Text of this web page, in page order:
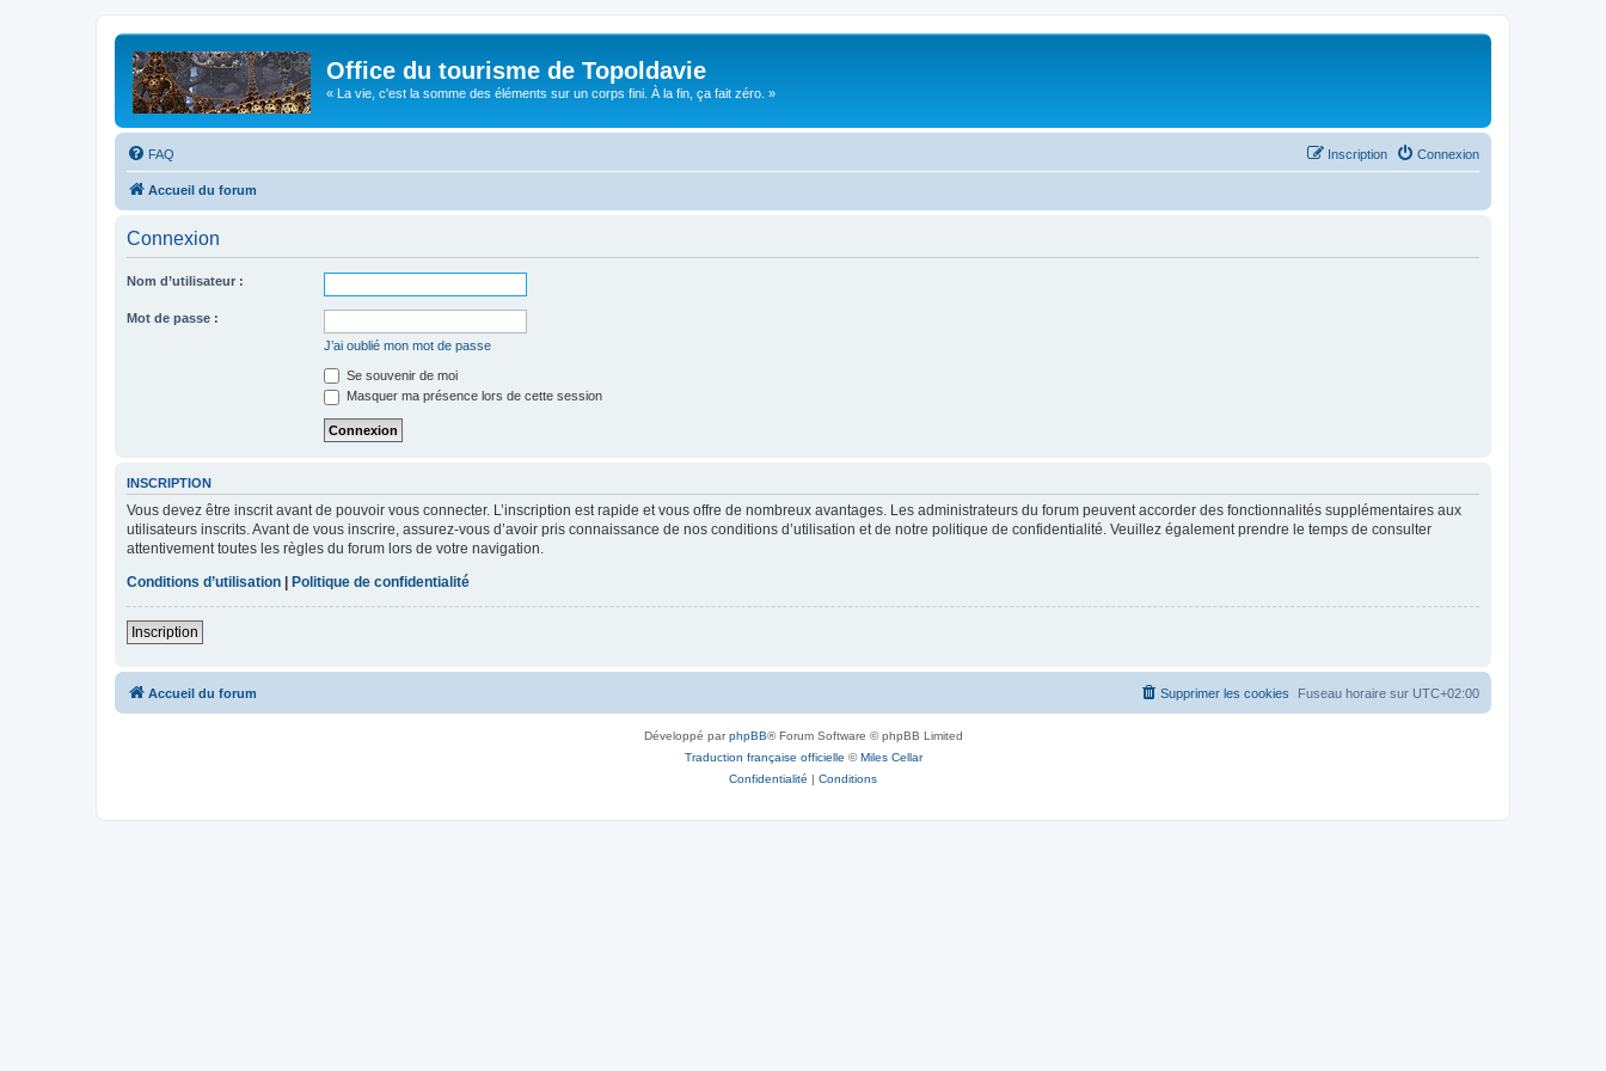
Office du tourisme de Topoldavie
« La vie, c'est la somme des éléments sur un corps fini. À la fin, ça fait zéro. »
FAQ Connexion
Inscription
Accueil du forum
Connexion
Nom d’utilisateur :
Mot de passe :
J’ai oublié mon mot de passe
Se souvenir de moi
Masquer ma présence lors de cette session
INSCRIPTION
Vous devez être inscrit avant de pouvoir vous connecter. L’inscription est rapide et vous offre de nombreux avantages. Les administrateurs du forum peuvent accorder des fonctionnalités supplémentaires aux
utilisateurs inscrits. Avant de vous inscrire, assurez-vous d’avoir pris connaissance de nos conditions d’utilisation et de notre politique de confidentialité. Veuillez également prendre le temps de consulter
attentivement toutes les règles du forum lors de votre navigation.
Conditions d’utilisation
Politique de confidentialité
Inscription
Accueil du forum Fuseau horaire sur UTC+02:00
Supprimer les cookies
Développé parphpBB® Forum Software © phpBB Limited
Traduction française officielle ©Miles Cellar
Confidentialité | Conditions